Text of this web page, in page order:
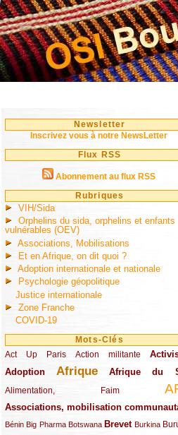
Newsletter
Inscrivez vous à notre NewsLetter
Flux RSS
Abonnement au flux RSS
Rubriques
VIH/Sida
Orphelins du sida, orphelins et enfants
vulnérables (OEV)
Associations, Mobilisations
Et en Afrique, on dit quoi ?
Adoption internationale et nationale
Psychologie géopolitique
Justice internationale
Zone Franche
COVID-19
Mots-Clés
Act Up Paris
(49/289) Action militante
(32/289)
(73/289)
Adoption
(82/289) Afrique
(161/289) Afrique du
(73/289)
Alimentation, Faim
(48/289)
(203/289)
Associations, mobilisation
(65/289)
Bénin
(13/289)Big Pharma
(16/289) Botswana
(9/289) Brevet
(83/289) Burkina
(18/289)
(30/289)